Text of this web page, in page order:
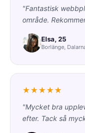
"Fantastisk
område.
Elsa, 25
Borlänge,
★★★★★
"Mycket bra
efter. Tack så